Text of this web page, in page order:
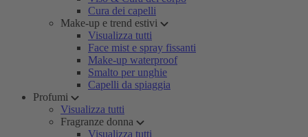
Cura dei capelli
Make-up e trend estivi
Visualizza tutti
Face mist e spray fissanti
Make-up waterproof
Smalto per unghie
Capelli da spiaggia
Profumi
Visualizza tutti
Fragranze donna
Visualizza tutti